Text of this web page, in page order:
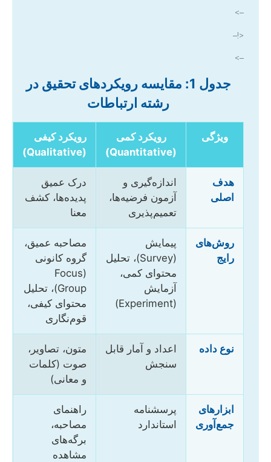
–>
<!–
–>
جدول 1: مقایسه رویکردهای تحقیق در
رشته ارتباطات
ویژگی
رویکرد کمی
(Quantitative)
رویکرد کیفی
(Qualitative)
هدف
اصلی
اندازه‌گیری و
آزمون فرضیه‌ها،
تعمیم‌پذیری
درک عمیق
پدیده‌ها، کشف
معنا
روش‌های
رایج
پیمایش
(Survey)، تحلیل
محتوای کمی،
آزمایش
(Experiment)
مصاحبه عمیق،
گروه کانونی
(Focus
Group)، تحلیل
محتوای کیفی،
قوم‌نگاری
نوع داده
اعداد و آمار قابل
سنجش
متون، تصاویر،
صوت (کلمات
و معانی)
ابزارهای
جمع‌آوری
پرسشنامه
استاندارد
راهنمای
مصاحبه،
برگه‌های
مشاهده